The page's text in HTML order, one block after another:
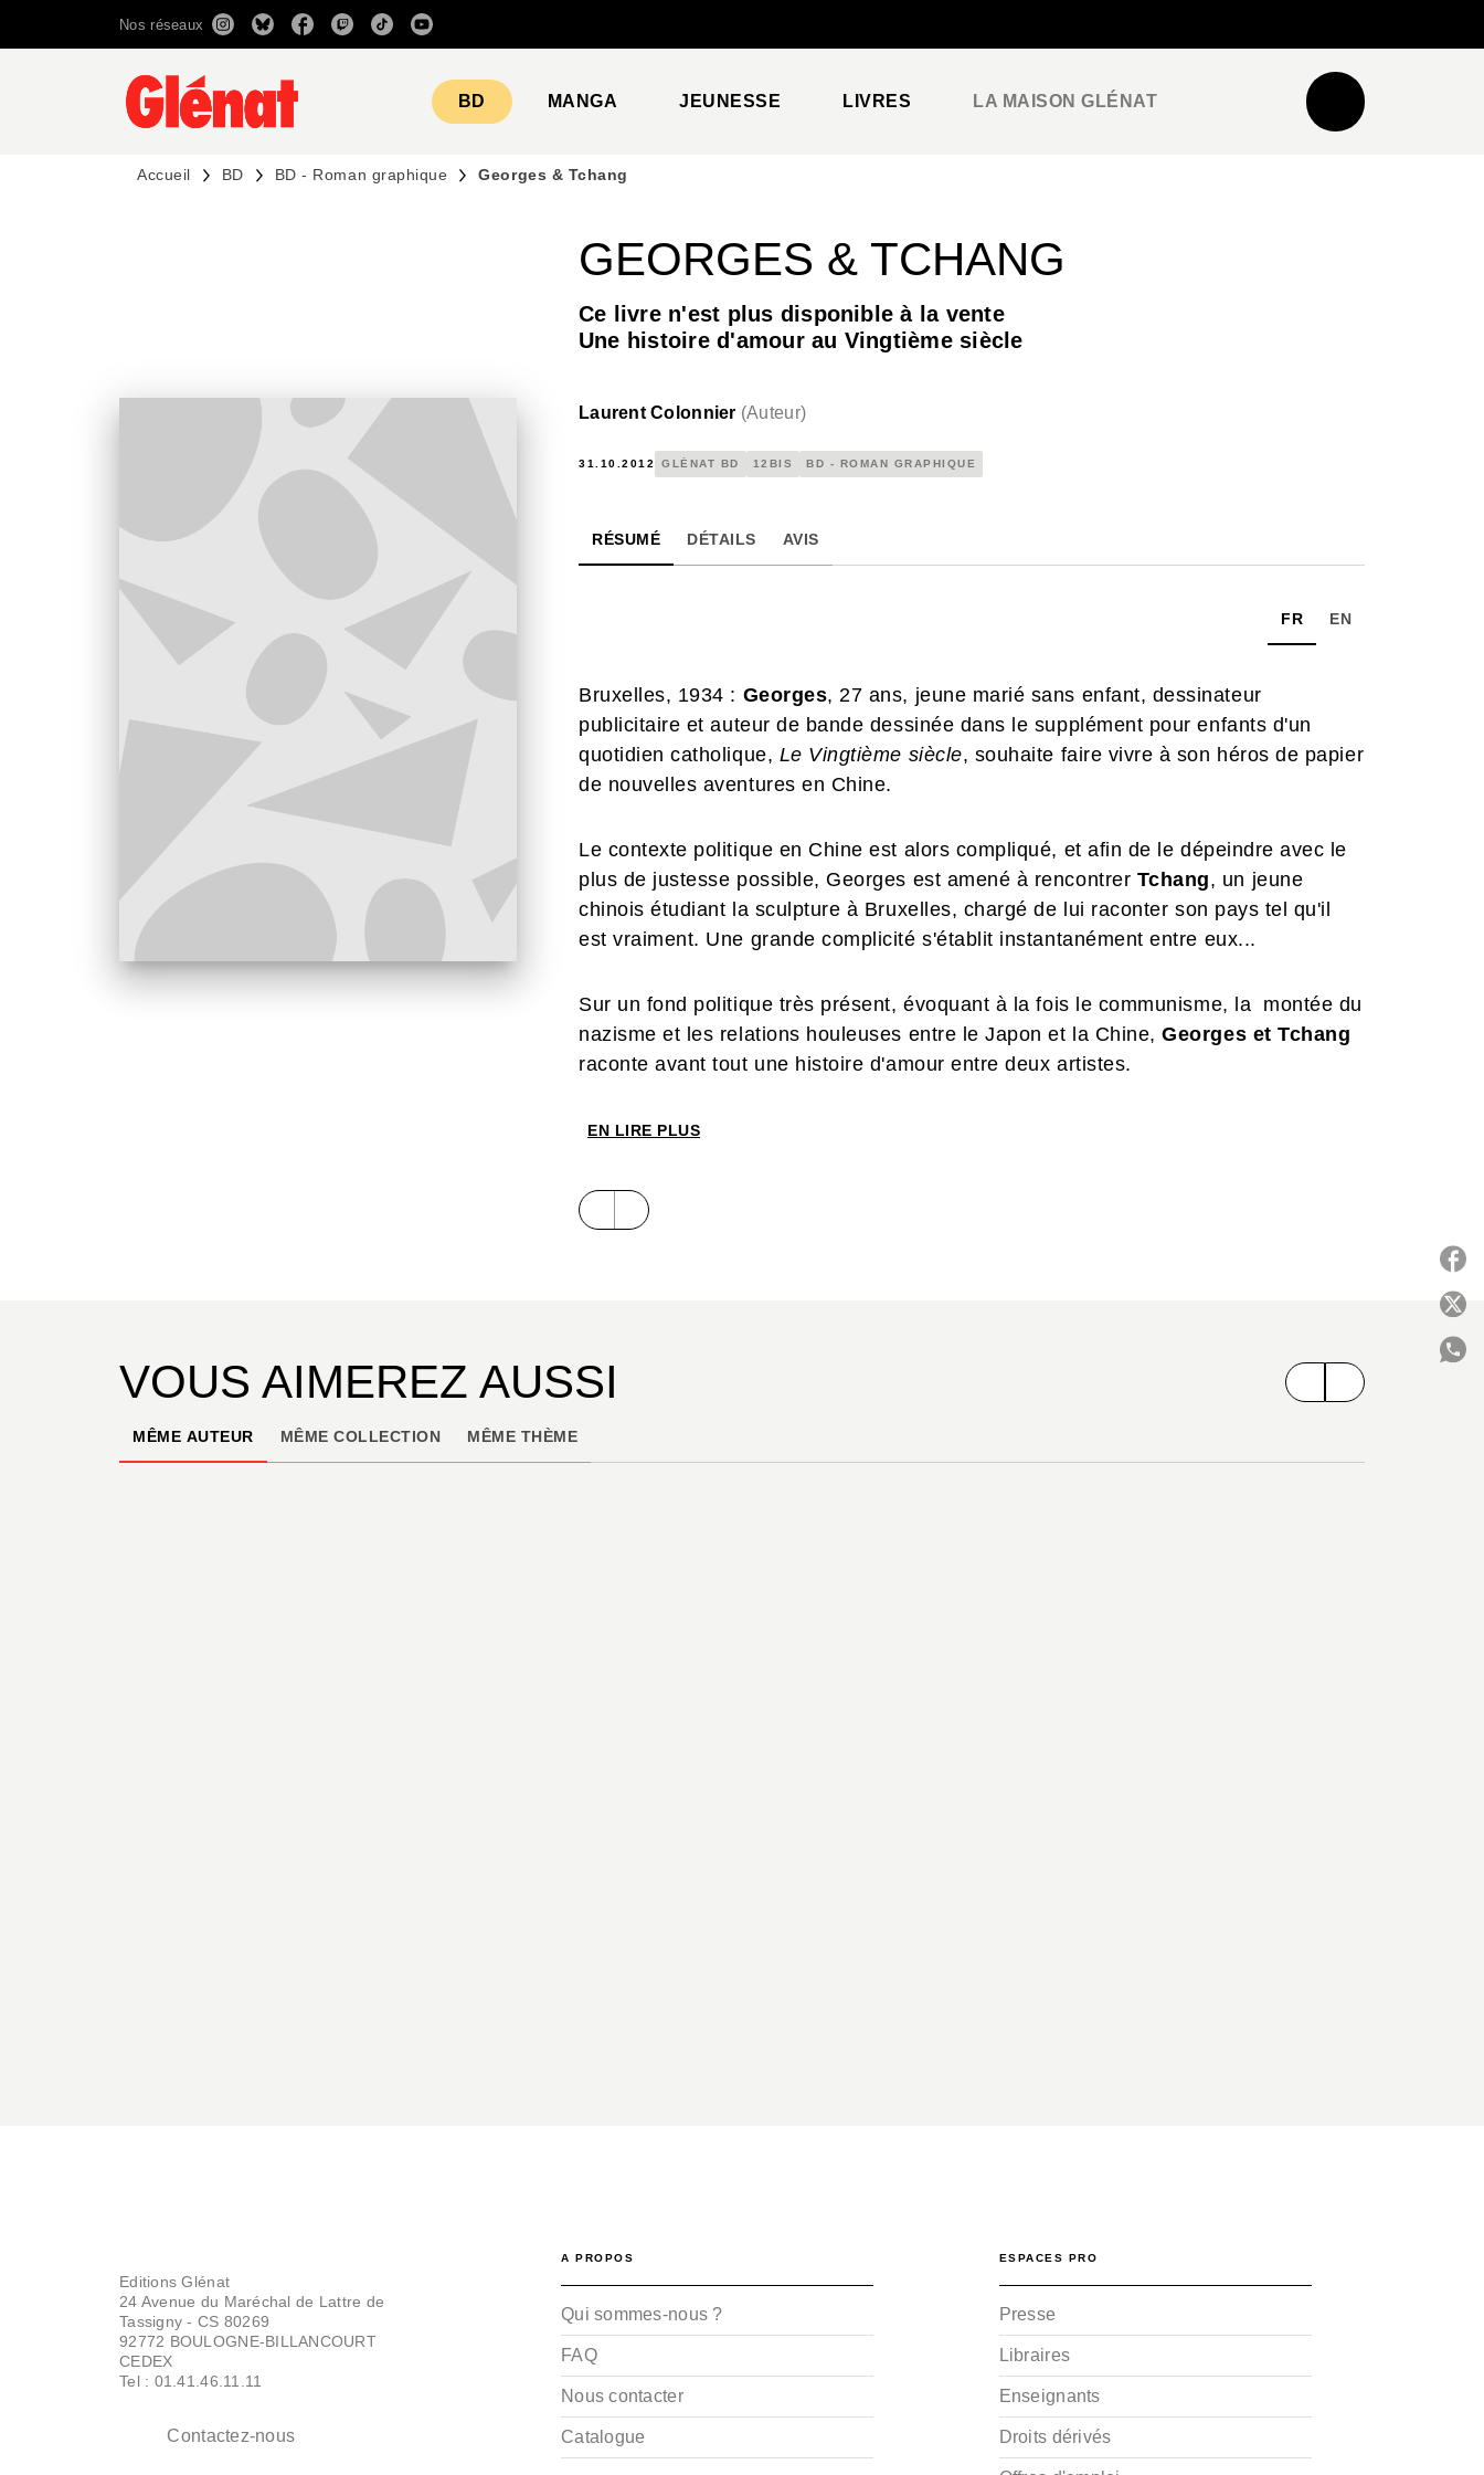
RECHERCHE CONTENU
Nos réseaux
BD MANGA JEUNESSE LIVRES LA MAISON GLÉNAT
Accueil BD BD - Roman graphique Georges & Tchang
GEORGES & TCHANG
Ce livre n'est plus disponible à la vente
Une histoire d'amour au Vingtième siècle
Laurent Colonnier (Auteur)
31.10.2012 GLÉNAT BD 12BIS BD - ROMAN GRAPHIQUE
RÉSUMÉ DÉTAILS AVIS
FR EN
Bruxelles, 1934 : Georges, 27 ans, jeune marié sans enfant, dessinateur
publicitaire et auteur de bande dessinée dans le supplément pour enfants d'un
quotidien catholique, Le Vingtième siècle, souhaite faire vivre à son héros de papier
de nouvelles aventures en Chine.
Le contexte politique en Chine est alors compliqué, et afin de le dépeindre avec le
plus de justesse possible, Georges est amené à rencontrer Tchang, un jeune
chinois étudiant la sculpture à Bruxelles, chargé de lui raconter son pays tel qu'il
est vraiment. Une grande complicité s'établit instantanément entre eux...
Sur un fond politique très présent, évoquant à la fois le communisme, la montée du
nazisme et les relations houleuses entre le Japon et la Chine,Georges et Tchang
raconte avant tout une histoire d'amour entre deux artistes.
EN LIRE PLUS
VOUS AIMEREZ AUSSI
MÊME AUTEUR MÊME COLLECTION MÊME THÈME
05/07/2017
Editions Glénat
24 Avenue du Maréchal de Lattre de
Tassigny - CS 80269
92772 BOULOGNE-BILLANCOURT
CEDEX
Tel : 01.41.46.11.11
Contactez-nous
A PROPOS
Qui sommes-nous ?
FAQ
Nous contacter
Catalogue
ESPACES PRO
Presse
Libraires
Enseignants
Droits dérivés